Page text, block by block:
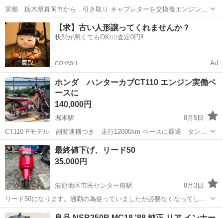
実働 栃木県真岡市から 引き取り キャブレターを交換後エンジン好
調 メーター振り切る時があります。 早めに売りたいので連絡つく方に
は色々純正品やショート管などつけます。4枚目に記載中 純正レッグ
シールドもあります ※キタコの...
栃木 真岡市 北真岡駅 ホンダ リトルカブ
【求】古い人形譲ってくれませんか？
状態が悪くてもOK🙆‍♀️査定0円‼️
COYASH Ad
ホンダ ハンターカブCT110 エンジン実働ベ
ースに
140,000円
堀米駅
8月5日
CT110 Pモデル 副変速機つき 走行12000km ベースに最適 タンク
サビあり エンジン実働 メッセージのやりとりがテンポ良くできる人
のみご連絡下さい。
栃木 佐野市 堀米駅 ホンダ
最終値下げ、リード50
35,000円
清原地区市民センター前駅
8月3日
リード50になります。通勤の為使っていましたが必要なくなってしま
ったので出品致します。不具合としてはエアクリの方つけるとあまり
栃木 宇都宮市 清原地区市民センター前駅 ホンダ